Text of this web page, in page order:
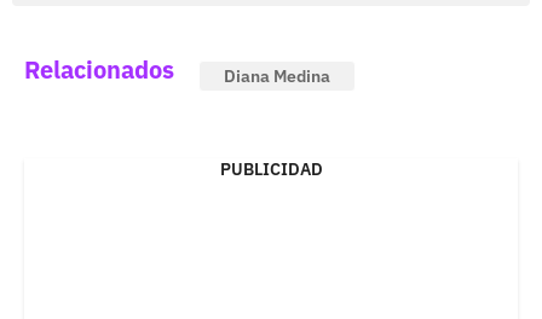
Relacionados Diana Medina
PUBLICIDAD